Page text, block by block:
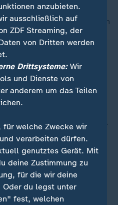
nach oben
anzubieten.
ausschließlich auf
ZDF Streaming, der
von Dritten werden
Drittsysteme:Wir
und Dienste von
anderem um das Teilen
für welche Zwecke wir
verarbeiten dürfen.
genutztes Gerät. Mit
deine Zustimmung zu
für die wir deine
du legst unter
fest, welchen